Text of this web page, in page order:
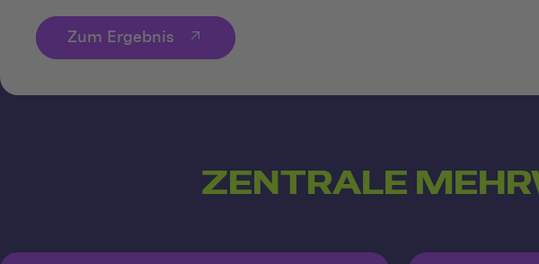
Zum Ergebnis
ZENTRALE